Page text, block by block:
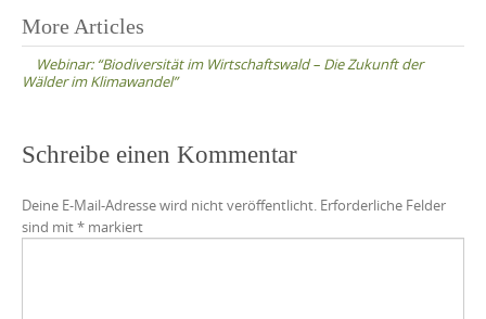
Post
navigation
More Articles
Webinar: “Biodiversität im Wirtschaftswald – Die Zukunft der
Wälder im Klimawandel”
Schreibe einen Kommentar
Deine E-Mail-Adresse wird nicht veröffentlicht. Erforderliche Felder
sind mit* markiert